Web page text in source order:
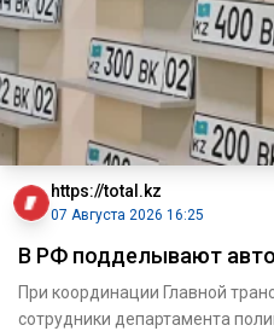
https://total.kz
07 Августа 2026 16:25
В РФ подделывают
При координации Главной
сотрудники департамента